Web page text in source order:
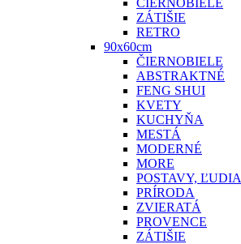
ČIERNOBIELE
ZÁTIŠIE
RETRO
90x60cm
ČIERNOBIELE
ABSTRAKTNÉ
FENG SHUI
KVETY
KUCHYŇA
MESTÁ
MODERNÉ
MORE
POSTAVY, ĽUDIA
PRÍRODA
ZVIERATÁ
PROVENCE
ZÁTIŠIE